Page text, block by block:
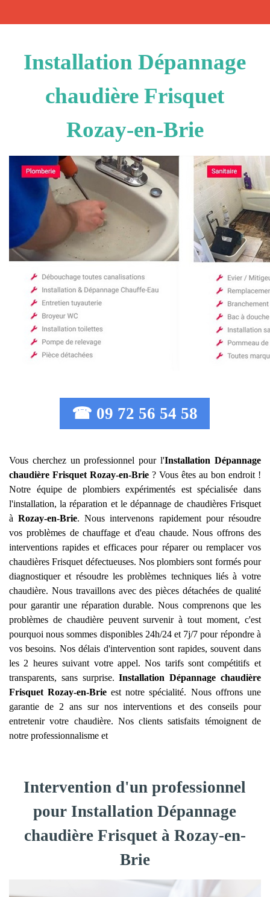
Installation Dépannage
chaudière Frisquet
Rozay-en-Brie
☎ 09 72 56 54 58
Vous cherchez un professionnel pour l'Installation Dépannage
chaudière Frisquet Rozay-en-Brie? Vous êtes au bon endroit !
Notre équipe de plombiers expérimentés est spécialisée dans
l'installation, la réparation et le dépannage de chaudières Frisquet
àRozay-en-Brie. Nous intervenons rapidement pour résoudre
vos problèmes de chauffage et d'eau chaude. Nous offrons des
interventions rapides et efficaces pour réparer ou remplacer vos
chaudières Frisquet défectueuses. Nos plombiers sont formés pour
diagnostiquer et résoudre les problèmes techniques liés à votre
chaudière. Nous travaillons avec des pièces détachées de qualité
pour garantir une réparation durable. Nous comprenons que les
problèmes de chaudière peuvent survenir à tout moment, c'est
pourquoi nous sommes disponibles 24h/24 et 7j/7 pour répondre à
vos besoins. Nos délais d'intervention sont rapides, souvent dans
les 2 heures suivant votre appel. Nos tarifs sont compétitifs et
transparents, sans surprise.Installation Dépannage chaudière
Frisquet Rozay-en-Brie est notre spécialité. Nous offrons une
garantie de 2 ans sur nos interventions et des conseils pour
entretenir votre chaudière. Nos clients satisfaits témoignent de
notre professionnalisme et
Intervention d'un professionnel
pour Installation Dépannage
chaudière Frisquet à Rozay-en-
Brie